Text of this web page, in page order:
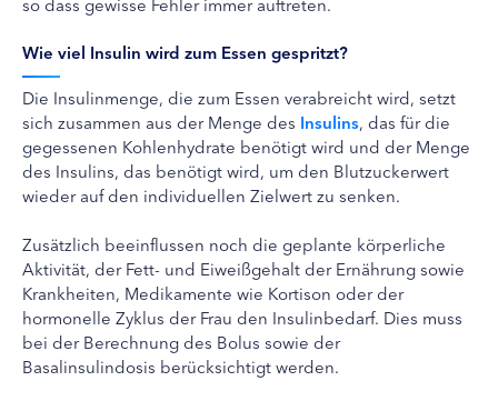
Wie viel Insulin wird zum Essen gespritzt?
Die Insulinmenge, die zum Essen verabreicht wird, setzt
sich zusammen aus der Menge des Insulins, das für die
gegessenen Kohlenhydrate benötigt wird und der Menge
des Insulins, das benötigt wird, um den Blutzuckerwert
wieder auf den individuellen Zielwert zu senken.
Zusätzlich beeinflussen noch die geplante körperliche
Aktivität, der Fett- und Eiweißgehalt der Ernährung sowie
Krankheiten, Medikamente wie Kortison oder der
hormonelle Zyklus der Frau den Insulinbedarf. Dies muss
bei der Berechnung des Bolus sowie der
Basalinsulindosis berücksichtigt werden.